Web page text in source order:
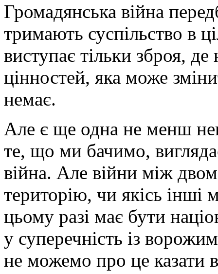
Громадянська війна
тримають суспільство в
виступає тільки зброя, де
цінностей, яка може
немає.
Але є ще одна не менш
те, що ми бачимо,
війна. Але війни між
територію, чи якісь інші
цьому разі має бути
у суперечність із
не можемо про це казати